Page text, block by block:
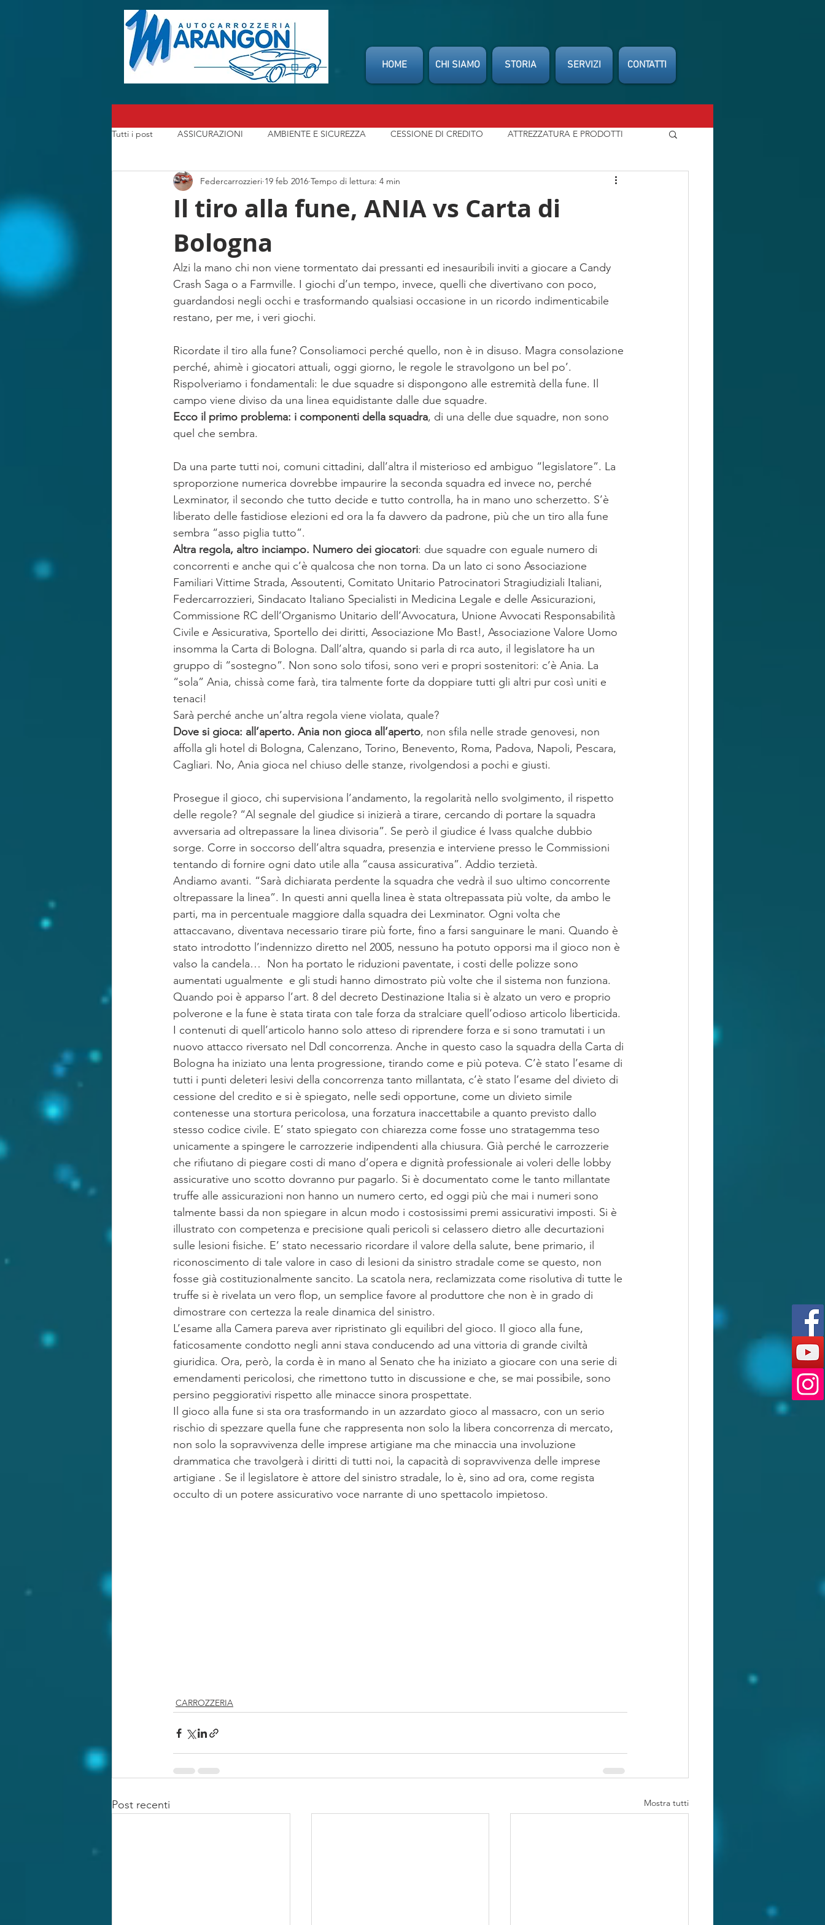
HOME CHI SIAMO STORIA SERVIZI CONTATTI
Tutti i post ASSICURAZIONI AMBIENTE E SICUREZZA CESSIONE DI CREDITO ATTREZZATURA E PRODOTTI
CARROZZERIA CONSORZI ASSOCIAZIONI CONSUMATORI FEDERCARROZZIERI
I CARROZZIERI che hanno fatto la St
RISARCIMENTO IN FORMA SPECIFICA Oxygen SICUREZZA STRADALE STAMPA
Il tiro alla fune, ANIA vs Carta di
Bologna
Federcarrozzieri 19 feb 2016 Tempo di lettura: 4 min
Alzi la mano chi non viene tormentato dai pressanti ed inesauribili inviti a giocare a Candy
Crash Saga o a Farmville. I giochi d’un tempo, invece, quelli che divertivano con poco,
guardandosi negli occhi e trasformando qualsiasi occasione in un ricordo indimenticabile
restano, per me, i veri giochi.
Ricordate il tiro alla fune? Consoliamoci perché quello, non è in disuso. Magra consolazione
perché, ahimè i giocatori attuali, oggi giorno, le regole le stravolgono un bel po’.
Rispolveriamo i fondamentali: le due squadre si dispongono alle estremità della fune. Il
campo viene diviso da una linea equidistante dalle due squadre.
Ecco il primo problema: i componenti della squadra, di una delle due squadre, non sono
quel che sembra.
Da una parte tutti noi, comuni cittadini, dall’altra il misterioso ed ambiguo “legislatore”. La
sproporzione numerica dovrebbe impaurire la seconda squadra ed invece no, perché
Lexminator, il secondo che tutto decide e tutto controlla, ha in mano uno scherzetto. S’è
liberato delle fastidiose elezioni ed ora la fa davvero da padrone, più che un tiro alla fune
sembra “asso piglia tutto”.
Altra regola, altro inciampo. Numero dei giocatori: due squadre con eguale numero di
concorrenti e anche qui c’è qualcosa che non torna. Da un lato ci sono Associazione
Familiari Vittime Strada, Assoutenti, Comitato Unitario Patrocinatori Stragiudiziali Italiani,
Federcarrozzieri, Sindacato Italiano Specialisti in Medicina Legale e delle Assicurazioni,
Commissione RC dell’Organismo Unitario dell’Avvocatura, Unione Avvocati Responsabilità
Civile e Assicurativa, Sportello dei diritti, Associazione Mo Bast!, Associazione Valore Uomo
insomma la Carta di Bologna. Dall’altra, quando si parla di rca auto, il legislatore ha un
gruppo di “sostegno”. Non sono solo tifosi, sono veri e propri sostenitori: c’è Ania. La
“sola” Ania, chissà come farà, tira talmente forte da doppiare tutti gli altri pur così uniti e
tenaci!
Sarà perché anche un’altra regola viene violata, quale?
Dove si gioca: all’aperto. Ania non gioca all’aperto, non sfila nelle strade genovesi, non
affolla gli hotel di Bologna, Calenzano, Torino, Benevento, Roma, Padova, Napoli, Pescara,
Cagliari. No, Ania gioca nel chiuso delle stanze, rivolgendosi a pochi e giusti.
Prosegue il gioco, chi supervisiona l’andamento, la regolarità nello svolgimento, il rispetto
delle regole? “Al segnale del giudice si inizierà a tirare, cercando di portare la squadra
avversaria ad oltrepassare la linea divisoria”. Se però il giudice é Ivass qualche dubbio
sorge. Corre in soccorso dell’altra squadra, presenzia e interviene presso le Commissioni
tentando di fornire ogni dato utile alla “causa assicurativa”. Addio terzietà.
Andiamo avanti. “Sarà dichiarata perdente la squadra che vedrà il suo ultimo concorrente
oltrepassare la linea”. In questi anni quella linea è stata oltrepassata più volte, da ambo le
parti, ma in percentuale maggiore dalla squadra dei Lexminator. Ogni volta che
attaccavano, diventava necessario tirare più forte, fino a farsi sanguinare le mani. Quando è
stato introdotto l’indennizzo diretto nel 2005, nessuno ha potuto opporsi ma il gioco non è
valso la candela…  Non ha portato le riduzioni paventate, i costi delle polizze sono
aumentati ugualmente  e gli studi hanno dimostrato più volte che il sistema non funziona.
Quando poi è apparso l’art. 8 del decreto Destinazione Italia si è alzato un vero e proprio
polverone e la fune è stata tirata con tale forza da stralciare quell’odioso articolo liberticida.
I contenuti di quell’articolo hanno solo atteso di riprendere forza e si sono tramutati i un
nuovo attacco riversato nel Ddl concorrenza. Anche in questo caso la squadra della Carta di
Bologna ha iniziato una lenta progressione, tirando come e più poteva. C’è stato l’esame di
tutti i punti deleteri lesivi della concorrenza tanto millantata, c’è stato l’esame del divieto di
cessione del credito e si è spiegato, nelle sedi opportune, come un divieto simile
contenesse una stortura pericolosa, una forzatura inaccettabile a quanto previsto dallo
stesso codice civile. E’ stato spiegato con chiarezza come fosse uno stratagemma teso
unicamente a spingere le carrozzerie indipendenti alla chiusura. Già perché le carrozzerie
che rifiutano di piegare costi di mano d’opera e dignità professionale ai voleri delle lobby
assicurative uno scotto dovranno pur pagarlo. Si è documentato come le tanto millantate
truffe alle assicurazioni non hanno un numero certo, ed oggi più che mai i numeri sono
talmente bassi da non spiegare in alcun modo i costosissimi premi assicurativi imposti. Si è
illustrato con competenza e precisione quali pericoli si celassero dietro alle decurtazioni
sulle lesioni fisiche. E’ stato necessario ricordare il valore della salute, bene primario, il
riconoscimento di tale valore in caso di lesioni da sinistro stradale come se questo, non
fosse già costituzionalmente sancito. La scatola nera, reclamizzata come risolutiva di tutte le
truffe si è rivelata un vero flop, un semplice favore al produttore che non è in grado di
dimostrare con certezza la reale dinamica del sinistro.
L’esame alla Camera pareva aver ripristinato gli equilibri del gioco. Il gioco alla fune,
faticosamente condotto negli anni stava conducendo ad una vittoria di grande civiltà
giuridica. Ora, però, la corda è in mano al Senato che ha iniziato a giocare con una serie di
emendamenti pericolosi, che rimettono tutto in discussione e che, se mai possibile, sono
persino peggiorativi rispetto alle minacce sinora prospettate.
Il gioco alla fune si sta ora trasformando in un azzardato gioco al massacro, con un serio
rischio di spezzare quella fune che rappresenta non solo la libera concorrenza di mercato,
non solo la sopravvivenza delle imprese artigiane ma che minaccia una involuzione
drammatica che travolgerà i diritti di tutti noi, la capacità di sopravvivenza delle imprese
artigiane . Se il legislatore è attore del sinistro stradale, lo è, sino ad ora, come regista
occulto di un potere assicurativo voce narrante di uno spettacolo impietoso.
CARROZZERIA
Post recenti Mostra tutti